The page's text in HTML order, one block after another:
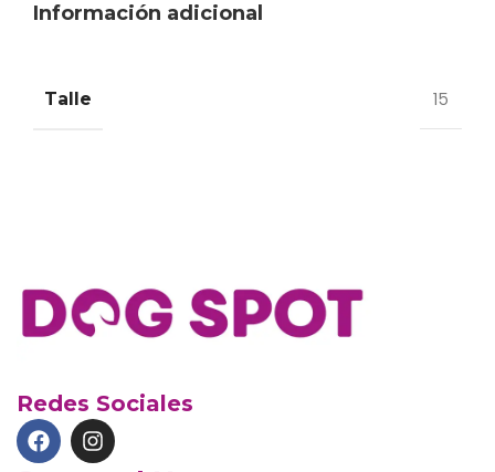
Información adicional
Talle 15
Redes Sociales